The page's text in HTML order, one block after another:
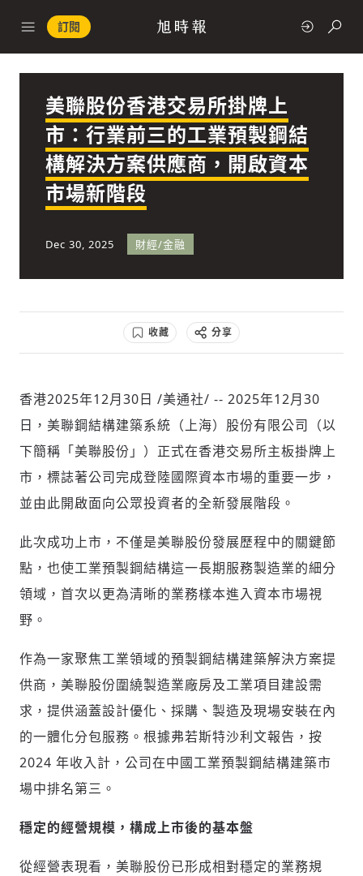
訂閱
快速連結
政治
科技
社會
人文
美聯股份香港交易所掛牌上
市：行業前三的工業預製鋼結
構解決方案供應商，開啟資本
市場新階段
Dec 30, 2025 財經/金融
收藏 分享
香港2025年12月30日 /美通社/ -- 2025年12月30
日，美聯鋼結構建築系統（上海）股份有限公司（以
下簡稱「美聯股份」）正式在香港交易所主板掛牌上
市，標誌著公司完成登陸國際資本市場的重要一步，
並由此開啟面向公眾投資者的全新發展階段。
此次成功上市，不僅是美聯股份發展歷程中的關鍵節
點，也使工業預製鋼結構這一長期服務製造業的細分
領域，首次以更為清晰的業務樣本進入資本市場視
野。
作為一家聚焦工業領域的預製鋼結構建築解決方案提
供商，美聯股份圍繞製造業廠房及工業項目建設需
求，提供涵蓋設計優化、採購、製造及現場安裝在內
的一體化分包服務。根據弗若斯特沙利文報告，按
2024 年收入計，公司在中國工業預製鋼結構建築市
場中排名第三。
穩定的經營規模，構成上市後的基本盤
從經營表現看，美聯股份已形成相對穩定的業務規